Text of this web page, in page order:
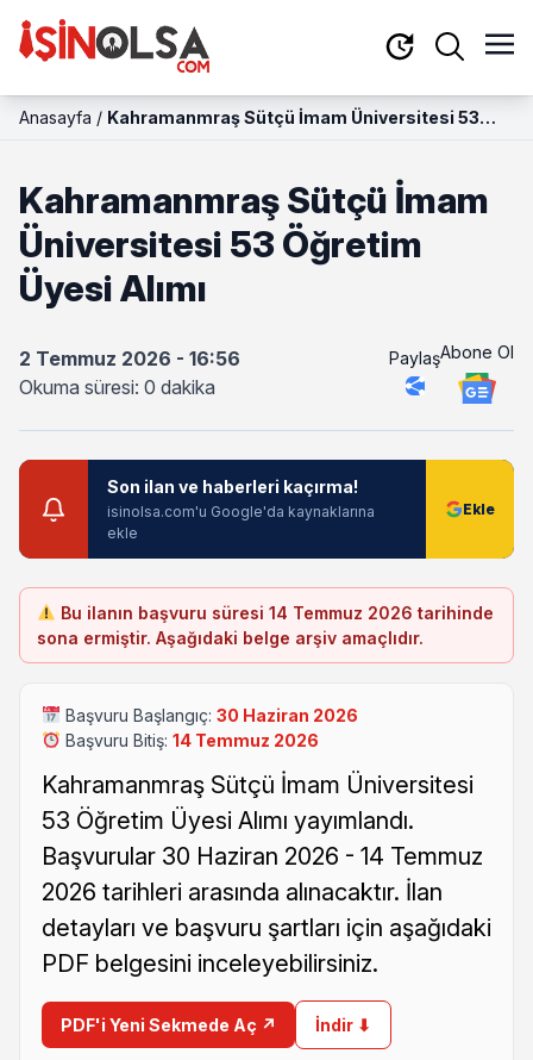
Anasayfa / Kahramanmraş Sütçü İmam Üniversitesi 53
Kahramanmraş Sütçü İmam
Üniversitesi 53 Öğretim
Üyesi Alımı
2 Temmuz 2026 - 16:56
Okuma süresi: 0 dakika
PaylaşAbone Ol
Son ilan ve haberleri kaçırma!
isinolsa.com'u Google'da kaynaklarına
ekle
Bu ilanın başvuru süresi 14 Temmuz 2026 tarihinde
sona ermiştir. Aşağıdaki belge arşiv amaçlıdır.
Başvuru Başlangıç: 30 Haziran 2026
Başvuru Bitiş: 14 Temmuz 2026
Kahramanmraş Sütçü İmam Üniversitesi
53 Öğretim Üyesi Alımı yayımlandı.
Başvurular 30 Haziran 2026 - 14 Temmuz
2026 tarihleri arasında alınacaktır. İlan
detayları ve başvuru şartları için aşağıdaki
PDF belgesini inceleyebilirsiniz.
PDF'i Yeni Sekmede Aç ↗ İndir ⬇